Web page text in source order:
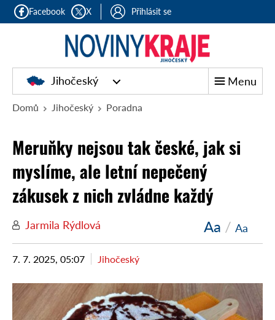
Facebook X Přihlásit se
Jihočeský Menu
Domů Jihočeský Poradna
Meruňky nejsou tak české, jak si
myslíme, ale letní nepečený
zákusek z nich zvládne každý
Jarmila Rýdlová Aa / Aa
7. 7. 2025, 05:07 Jihočeský